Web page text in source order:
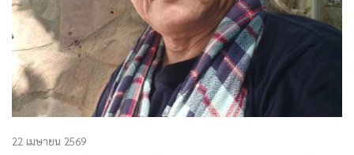
22 เมษายน 2569